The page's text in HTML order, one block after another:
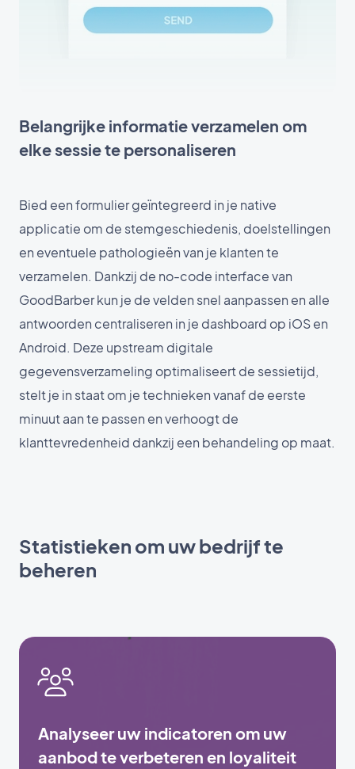
Belangrijke informatie verzamelen om
elke sessie te personaliseren
Bied een formulier geïntegreerd in je native
applicatie om de stemgeschiedenis, doelstellingen
en eventuele pathologieën van je klanten te
verzamelen. Dankzij de no-code interface van
GoodBarber kun je de velden snel aanpassen en alle
antwoorden centraliseren in je dashboard op iOS en
Android. Deze upstream digitale
gegevensverzameling optimaliseert de sessietijd,
stelt je in staat om je technieken vanaf de eerste
minuut aan te passen en verhoogt de
klanttevredenheid dankzij een behandeling op maat.
Statistieken om uw bedrijf te
beheren
Analyseer uw indicatoren om uw
aanbod te verbeteren en loyaliteit